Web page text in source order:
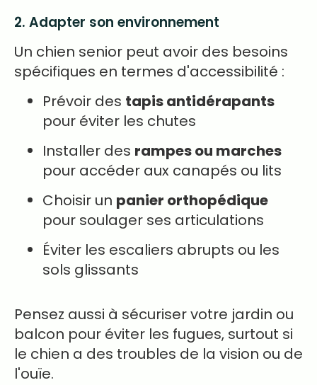
2. Adapter son environnement
Un chien senior peut avoir des besoins
spécifiques en termes d'accessibilité :
Prévoir des tapis antidérapants
pour éviter les chutes
Installer des rampes ou marches
pour accéder aux canapés ou lits
Choisir un panier orthopédique
pour soulager ses articulations
Éviter les escaliers abrupts ou les
sols glissants
Pensez aussi à sécuriser votre jardin ou
balcon pour éviter les fugues, surtout si
le chien a des troubles de la vision ou de
l'ouïe.